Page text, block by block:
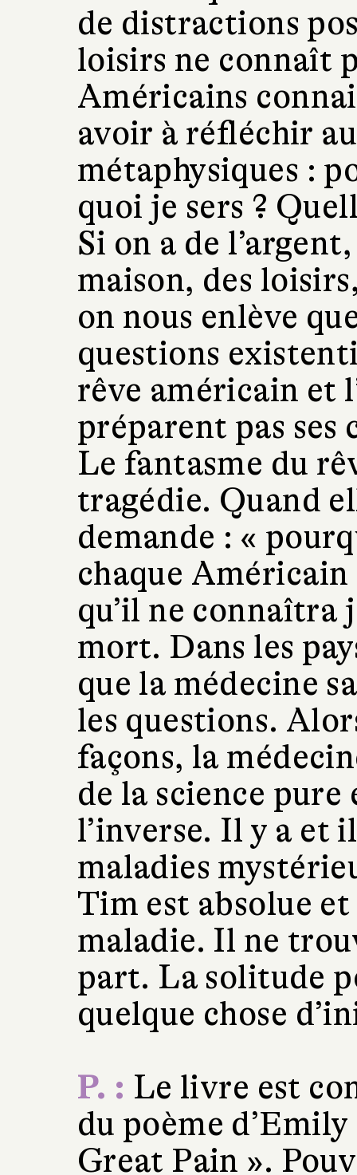
de distractions
loisirs ne connaît
Américains
avoir à réfléchir
métaphysiques :
quoi je sers ?
Si on a de
maison, des
on nous enlève
questions
rêve américain et
préparent pas ses
Le fantasme du
tragédie. Quand
demande : «
chaque
qu’il ne connaîtra
mort. Dans les
que la médecine
les questions.
façons, la
de la science
l’inverse. Il y a et
maladies
Tim est absolue
maladie. Il ne
part. La solitude
quelque chose
P. : Le livre est
du poème
Great Pain ».